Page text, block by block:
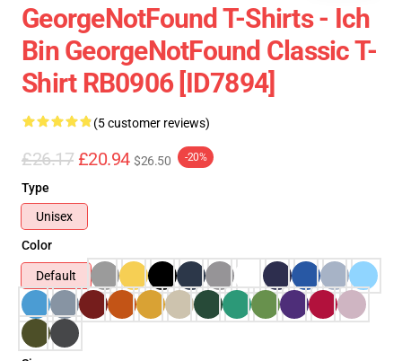
GeorgeNotFound T-Shirts - Ich
Bin GeorgeNotFound Classic T-
Shirt RB0906 [ID7894]
(5 customer reviews)
£26.17 £20.94 $26.50 -20%
Type
Unisex
Color
Default